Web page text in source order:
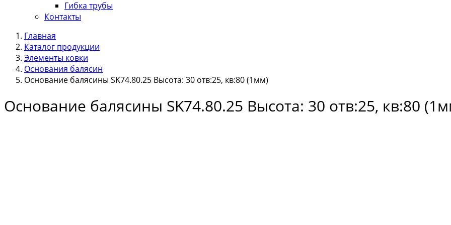
Гибка трубы
Контакты
Главная
Каталог продукции
Элементы ковки
Основания балясин
Основание балясины SK74.80.25 Высота: 30 отв:25, кв:80 (1мм)
Основание балясины SK74.80.25 Высота: 30 отв:25, кв:80